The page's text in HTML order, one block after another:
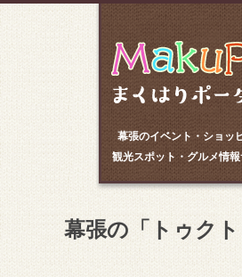
幕張のイベント・ショッ
観光スポット・グルメ情報
幕張の「トゥク